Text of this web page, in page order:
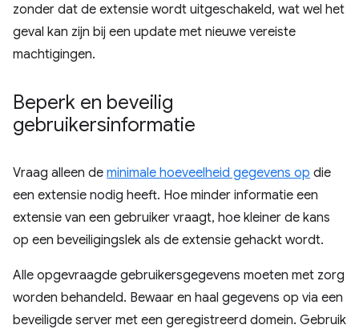
zonder dat de extensie wordt uitgeschakeld, wat wel het
geval kan zijn bij een update met nieuwe vereiste
machtigingen.
Beperk en beveilig
gebruikersinformatie
Vraag alleen de minimale hoeveelheid gegevens op die
een extensie nodig heeft. Hoe minder informatie een
extensie van een gebruiker vraagt, hoe kleiner de kans
op een beveiligingslek als de extensie gehackt wordt.
Alle opgevraagde gebruikersgegevens moeten met zorg
worden behandeld. Bewaar en haal gegevens op via een
beveiligde server met een geregistreerd domein. Gebruik